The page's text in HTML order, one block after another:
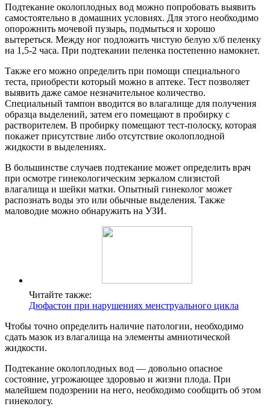
Подтекание околоплодных вод можно попробовать выявить
самостоятельно в домашних условиях. Для этого необходимо
опорожнить мочевой пузырь, подмыться и хорошо
вытереться. Между ног подложить чистую белую х/б пеленку
на 1,5-2 часа. При подтекании пеленка постепенно намокнет.
Также его можно определить при помощи специального
теста, приобрести который можно в аптеке. Тест позволяет
выявить даже самое незначительное количество.
Специальный тампон вводится во влагалище для получения
образца выделений, затем его помещают в пробирку с
растворителем. В пробирку помещают тест-полоску, которая
покажет присутствие либо отсутствие околоплодной
жидкости в выделениях.
В большинстве случаев подтекание может определить врач
при осмотре гинекологическим зеркалом слизистой
влагалища и шейки матки. Опытный гинеколог может
распознать воды это или обычные выделения. Также
маловодие можно обнаружить на УЗИ.
Читайте также:
Дюфастон при нарушениях менструального цикла
Чтобы точно определить наличие патологии, необходимо
сдать мазок из влагалища на элементы амниотической
жидкости.
Подтекание околоплодных вод — довольно опасное
состояние, угрожающее здоровью и жизни плода. При
малейшем подозрении на него, необходимо сообщить об этом
гинекологу.